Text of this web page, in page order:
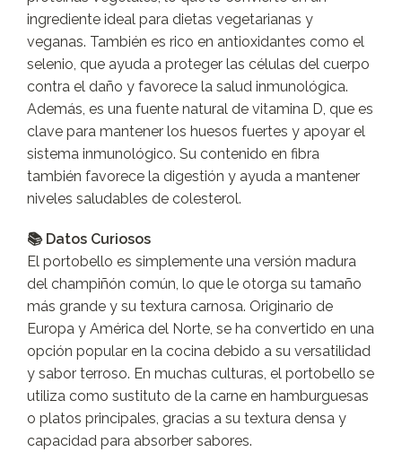
ingrediente ideal para dietas vegetarianas y
veganas. También es rico en antioxidantes como el
selenio, que ayuda a proteger las células del cuerpo
contra el daño y favorece la salud inmunológica.
Además, es una fuente natural de vitamina D, que es
clave para mantener los huesos fuertes y apoyar el
sistema inmunológico. Su contenido en fibra
también favorece la digestión y ayuda a mantener
niveles saludables de colesterol.
📚 Datos Curiosos
El portobello es simplemente una versión madura
del champiñón común, lo que le otorga su tamaño
más grande y su textura carnosa. Originario de
Europa y América del Norte, se ha convertido en una
opción popular en la cocina debido a su versatilidad
y sabor terroso. En muchas culturas, el portobello se
utiliza como sustituto de la carne en hamburguesas
o platos principales, gracias a su textura densa y
capacidad para absorber sabores.